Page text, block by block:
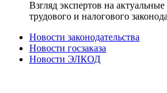
Взгляд экспертов на
трудового и налогового
Новости законодательства
Новости госзаказа
Новости ЭЛКОД